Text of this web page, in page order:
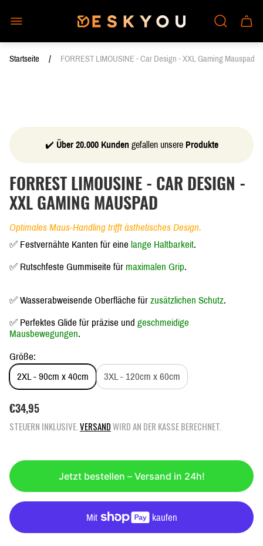
Laden-
Logo"
Startseite / FORREST LIMOUSINE - Car Design - XXL Gaming Mauspad
✔️ Über 20.000 Kundengefallen unsere Produkte
FORREST LIMOUSINE - CAR DESIGN -
XXL GAMING MAUSPAD
Optimales Maus-Handling trifft ästhetisches Design.
✅ Festvernähte Kanten für eine lange Haltbarkeit.
✅ Rutschfeste Gummiseite für maximalen Grip.
✅ Wasserabweisende Oberfläche für zusätzlichen Schutz.
✅ Perfektes Glide für präzise und geschmeidige
Mausbewegungen.
Größe:
2XL - 90cm x 40cm
3XL - 120cm x 60cm
R
E
G
Ä
R
R
P
R
€34,95
STEUERN INKLUSIVE. VERSANDWIRD AN DER KASSE BERECHNET.
Jetzt bestellen – Versand in 24h!